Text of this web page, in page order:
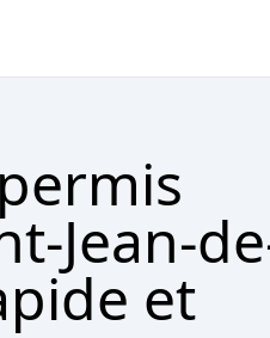
Jean-
et